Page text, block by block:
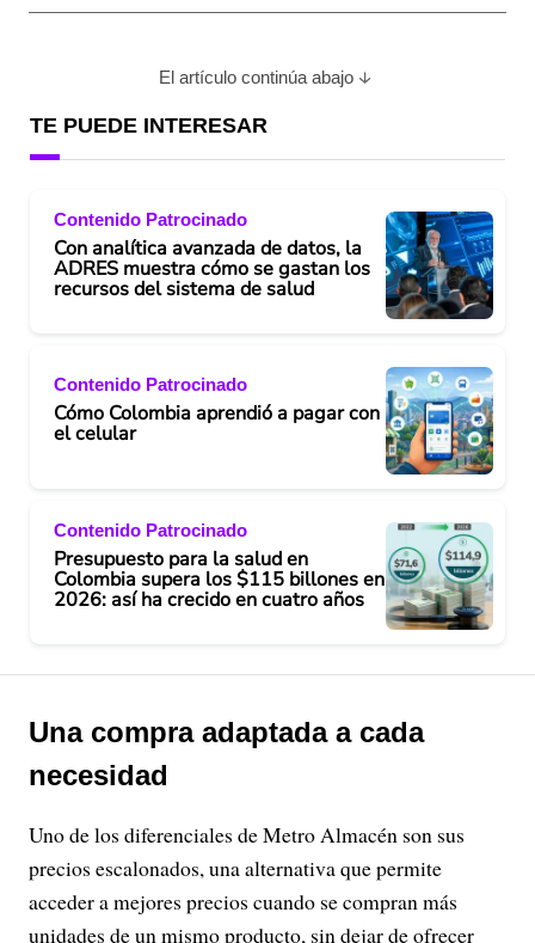
El artículo continúa abajo
TE PUEDE INTERESAR
Contenido Patrocinado
Con analítica avanzada de datos, la
ADRES muestra cómo se gastan los
recursos del sistema de salud
Contenido Patrocinado
Cómo Colombia aprendió a pagar con
el celular
Contenido Patrocinado
Presupuesto para la salud en
Colombia supera los $115 billones en
2026: así ha crecido en cuatro años
Una compra adaptada a cada
necesidad
Uno de los diferenciales de Metro Almacén son sus
precios escalonados, una alternativa que permite
acceder a mejores precios cuando se compran más
unidades de un mismo producto, sin dejar de ofrecer